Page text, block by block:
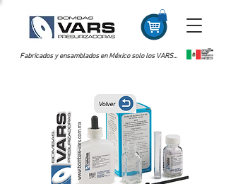
Fabricados y ensamblados en México solo los VARS...